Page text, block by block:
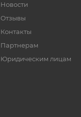
Новости
Отзывы
Контакты
Партнерам
Юридическим лицам